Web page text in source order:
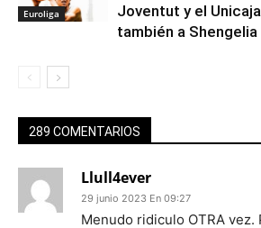
Euroliga
Joventut y el
también a Shengelia
289 COMENTARIOS
Llull4ever
29 junio 2023 En 09:27
Menudo ridiculo OTRA vez.